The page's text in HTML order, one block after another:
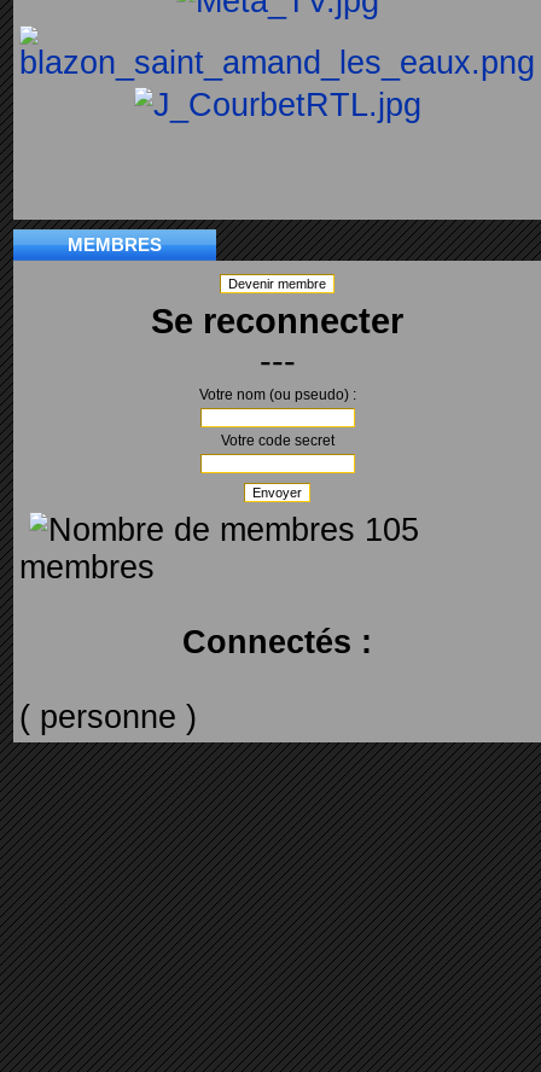
MEMBRES
Devenir membre
Se reconnecter
---
Votre nom (ou pseudo) :
Votre code secret
Envoyer
105
membres
Connectés :
( personne )